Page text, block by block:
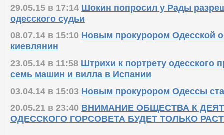
29.05.15 в 17:14 Шокин попросил у Рады
одесского судьи
08.07.14 в 15:10 Новым прокурором Одесской
киевлянин
23.05.14 в 11:58 Штрихи к портрету одесского
семь машин и вилла в Испании
03.04.14 в 15:03 Новым прокурором Одессы
20.05.21 в 23:40 ВНИМАНИЕ ОБЩЕСТВА К
ОДЕССКОГО ГОРСОВЕТА БУДЕТ ТОЛЬКО